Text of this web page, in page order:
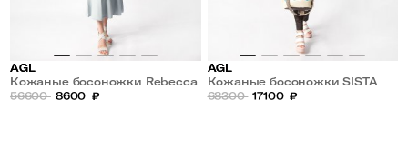
AGL
Кожаные босоножки Rebecca
56600 8600 ₽
AGL
Кожаные босоножки SISTA
MULTIBAND на высокой
68300 17100 ₽